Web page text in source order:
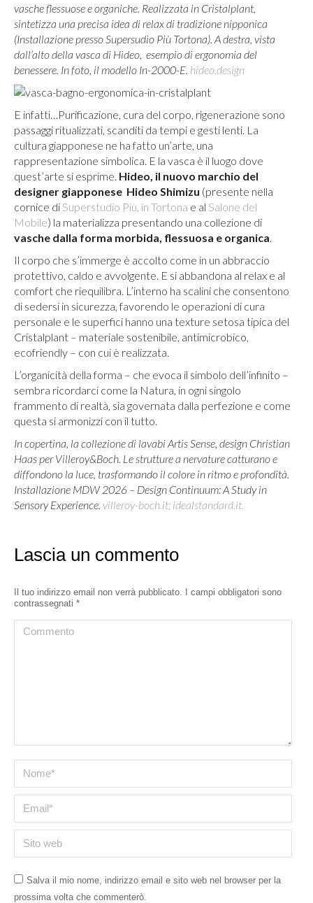
vasche flessuose e organiche. Realizzata in Cristalplant,
sintetizza una precisa idea di relax di tradizione nipponica
(Installazione presso Supersudio Più Tortona). A destra, vista
dall’alto della vasca di Hideo, esempio di ergonomia del
benessere. In foto, il modello In-2000-E. hideo.design
E infatti…Purificazione, cura del corpo, rigenerazione sono
passaggi ritualizzati, scanditi da tempi e gesti lenti. La
cultura giapponese ne ha fatto un’arte, una
rappresentazione simbolica. E la vasca è il luogo dove
quest’arte si esprime. Hideo, il nuovo marchio del
designer giapponese Hideo Shimizu (presente nella
cornice di Superstudio Più, in Tortona e al Salone del
Mobile) la materializza presentando una collezione di
vasche dalla forma morbida, flessuosa e organica
Il corpo che s’immerge è accolto come in un abbraccio
protettivo, caldo e avvolgente. E si abbandona al relax e al
comfort che riequilibra. L’interno ha scalini che consentono
di sedersi in sicurezza, favorendo le operazioni di cura
personale e le superfici hanno una texture setosa tipica del
Cristalplant – materiale sostenibile, antimicrobico,
ecofriendly – con cui è realizzata.
L’organicità della forma – che evoca il simbolo dell’infinito –
sembra ricordarci come la Natura, in ogni singolo
frammento di realtà, sia governata dalla perfezione e come
questa si armonizzi con il tutto.
In copertina, la collezione di lavabi Artis Sense, design Christian
Haas per Villeroy&Boch. Le strutture a nervature catturano e
diffondono la luce, trasformando il colore in ritmo e profondità.
Installazione MDW 2026 – Design Continuum: A Study in
Sensory Experience. villeroy-boch.it; idealstandard.it.
Lascia un commento
Il tuo indirizzo email non verrà pubblicato. I campi obbligatori sono
contrassegnati *
Commento
Nome *
Email *
Sito web
Salva il mio nome, indirizzo email e sito web nel browser per la
prossima volta che commenterò.